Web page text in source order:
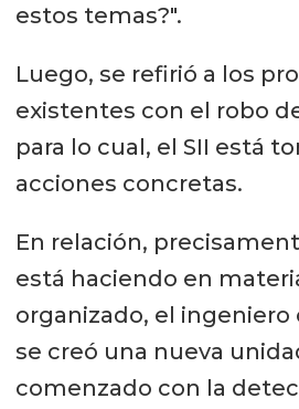
estos temas?".
Luego, se refirió a los
existentes con el robo
para lo cual, el SII está
acciones concretas.
En relación,
está haciendo en
organizado, el
se creó una nueva
comenzado con la